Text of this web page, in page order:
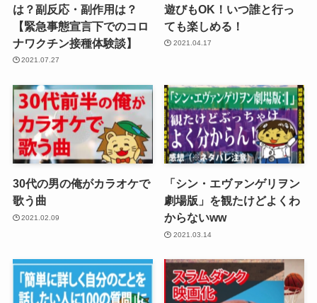
は？副反応・副作用は？
【緊急事態宣言下でのコロ
ナワクチン接種体験談】
2021.07.27
遊びもOK！いつ誰と行っ
ても楽しめる！
2021.04.17
30代の男の俺がカラオケで
歌う曲
2021.02.09
「シン・エヴァンゲリヲン
劇場版」を観たけどよくわ
からないww
2021.03.14